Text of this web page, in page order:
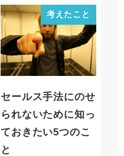
考えたこと
セールス手法にのせ
られないために知っ
ておきたい5つのこ
と